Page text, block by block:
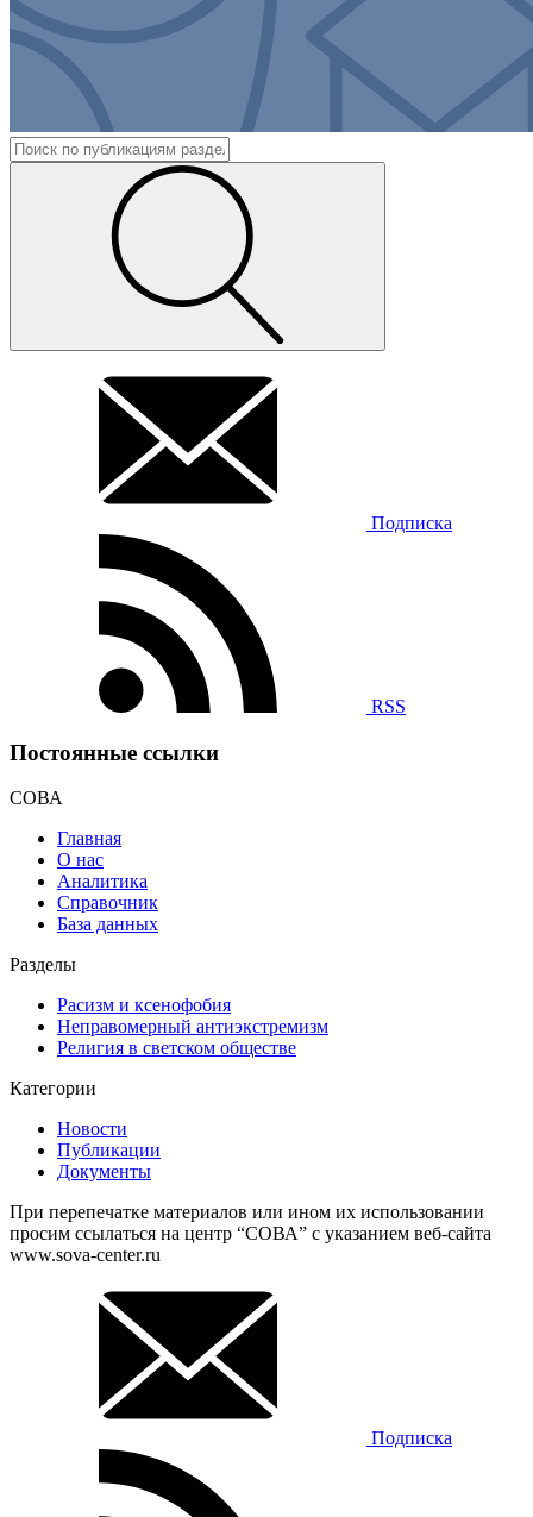
Подписка
RSS
Постоянные ссылки
СОВА
Главная
О нас
Аналитика
Справочник
База данных
Разделы
Расизм и ксенофобия
Неправомерный антиэкстремизм
Религия в светском обществе
Категории
Новости
Публикации
Документы
При перепечатке материалов или ином их использовании
просим ссылаться на центр “СОВА” с указанием веб-сайта
www.sova-center.ru
Подписка